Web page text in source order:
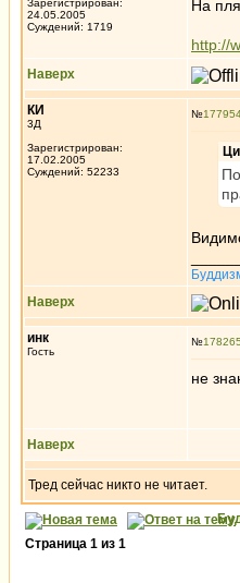
Зарегистрирован:
24.05.2005
Суждений: 1719
На
http://
Наверх
КИ
3Д
Зарегистрирован:
17.02.2005
Суждений: 52233
№
Наверх
инк
Гость
№178265
не
Наверх
Тред сейчас никто не читает.
Страница 1 из 1